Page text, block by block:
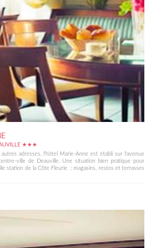
★★★
autres adresses, l'hôtel Marie-Anne est établi sur l'avenue
ville de Deauville. Une situation bien pratique pour
station de la Côte Fleurie : magasins, restos et terrasses